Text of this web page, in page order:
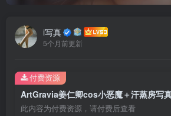
i写真
5个月前更新
ArtGravia姜仁卿cos小恶魔＋汗蒸房写
此内容为付费资源，请付费后查看
付费资源
登录密码
登录